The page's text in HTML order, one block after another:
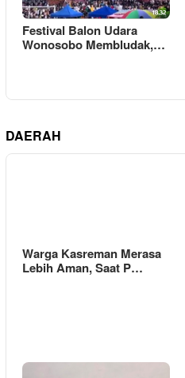
Festival Balon Udara
Wonosobo Membludak,…
DAERAH
Warga Kasreman Merasa
Lebih Aman, Saat P…